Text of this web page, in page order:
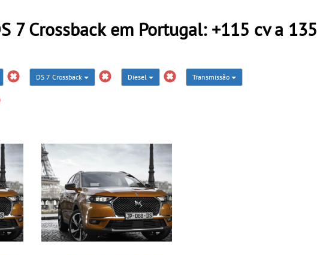
7 Crossback em Portugal: +115 cv a 135
DS 7 Crossback Diesel Transmissão